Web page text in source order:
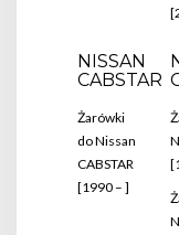
NISSAN
CABSTAR
Żarówki
do Nissan
CABSTAR
[1990 – ]